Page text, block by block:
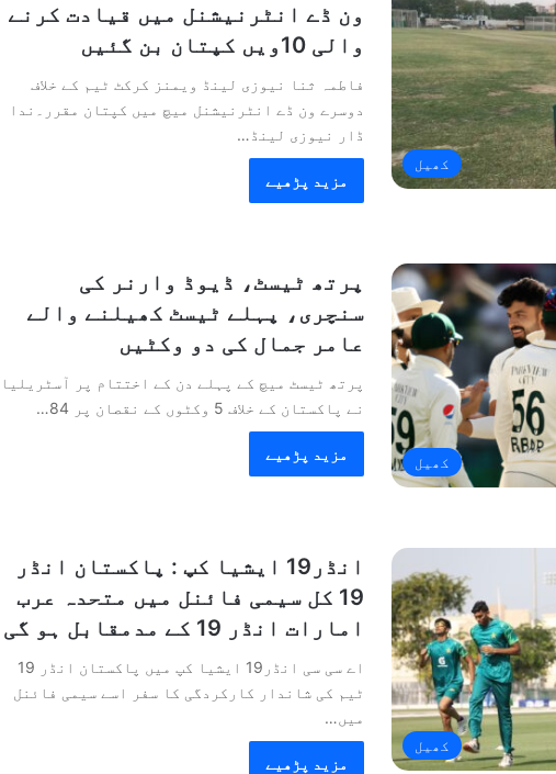
کھیل
ون ڈے انٹرنیشنل میں قیادت کرنے
والی 10ویں کپتان بن گئیں
فاطمہ ثنا نیوزی لینڈ ویمنز کرکٹ ٹیم کے خلاف
دوسرے ون ڈے انٹرنیشنل میچ میں کپتان مقرر۔ندا
ڈار نیوزی لینڈ…
مزید پڑھیے
کھیل
پرتھ ٹیسٹ، ڈیوڈ وارنر کی
سنچری، پہلے ٹیسٹ کھیلنے والے
عامر جمال کی دو وکٹیں
پرتھ ٹیسٹ میچ کے پہلے دن کے اختتام پر آسٹریلیا
نے پاکستان کے خلاف 5 وکٹوں کے نقصان پر 84…
مزید پڑھیے
کھیل
انڈر19 ایشیا کپ : پاکستان انڈر
19 کل سیمی فائنل میں متحدہ عرب
امارات انڈر 19 کے مدمقابل ہو گی
اے سی سی انڈر19 ایشیا کپ میں پاکستان انڈر 19
ٹیم کی شاندار کارکردگی کا سفر اسے سیمی فائنل
میں…
مزید پڑھیے